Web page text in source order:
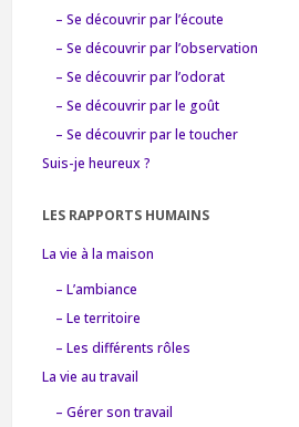
– Se découvrir par l’écoute
– Se découvrir par l’observation
– Se découvrir par l’odorat
– Se découvrir par le goût
– Se découvrir par le toucher
Suis-je heureux ?
LES RAPPORTS HUMAINS
La vie à la maison
– L’ambiance
– Le territoire
– Les différents rôles
La vie au travail
– Gérer son travail